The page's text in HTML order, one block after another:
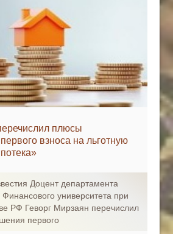
плюсы
взноса на льготную
Доцент департамента
Финансового университета при
РФ Геворг Мирзаян перечислил
первого